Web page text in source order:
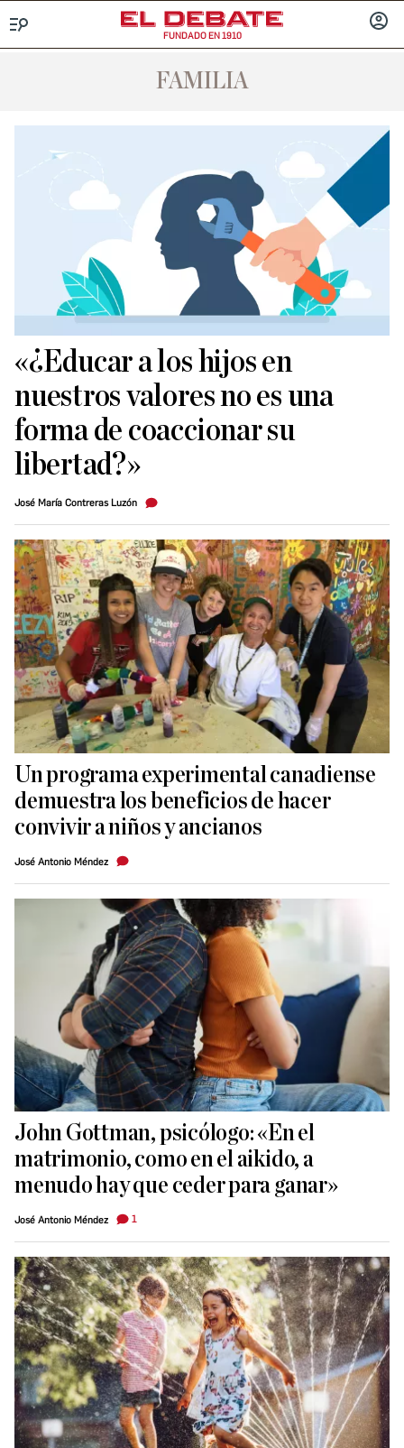
FUNDADO EN 1910
FAMILIA
«¿Educar a los hijos en
nuestros valores no es una
forma de coaccionar su
libertad?»
José María Contreras Luzón
Un programa experimental canadiense
demuestra los beneficios de hacer
convivir a niños y ancianos
José Antonio Méndez
John Gottman, psicólogo: «En el
matrimonio, como en el aikido, a
menudo hay que ceder para ganar»
José Antonio Méndez 1